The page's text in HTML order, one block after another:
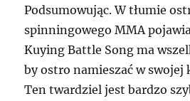
Podsumowując. W tłumie
spinningowego MMA
Kuying Battle Song ma
by ostro namieszać w swojej
Ten twardziel jest bardzo